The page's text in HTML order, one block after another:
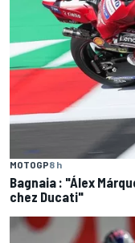
MOTOGP8 h
Bagnaia : "Álex
chez Ducati"